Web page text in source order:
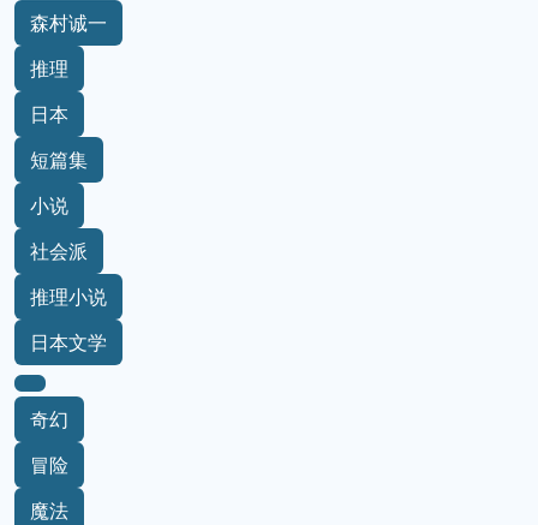
森村诚一
推理
日本
短篇集
小说
社会派
推理小说
日本文学
奇幻
冒险
魔法